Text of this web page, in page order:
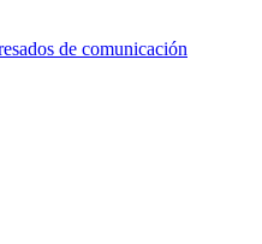
de comunicación